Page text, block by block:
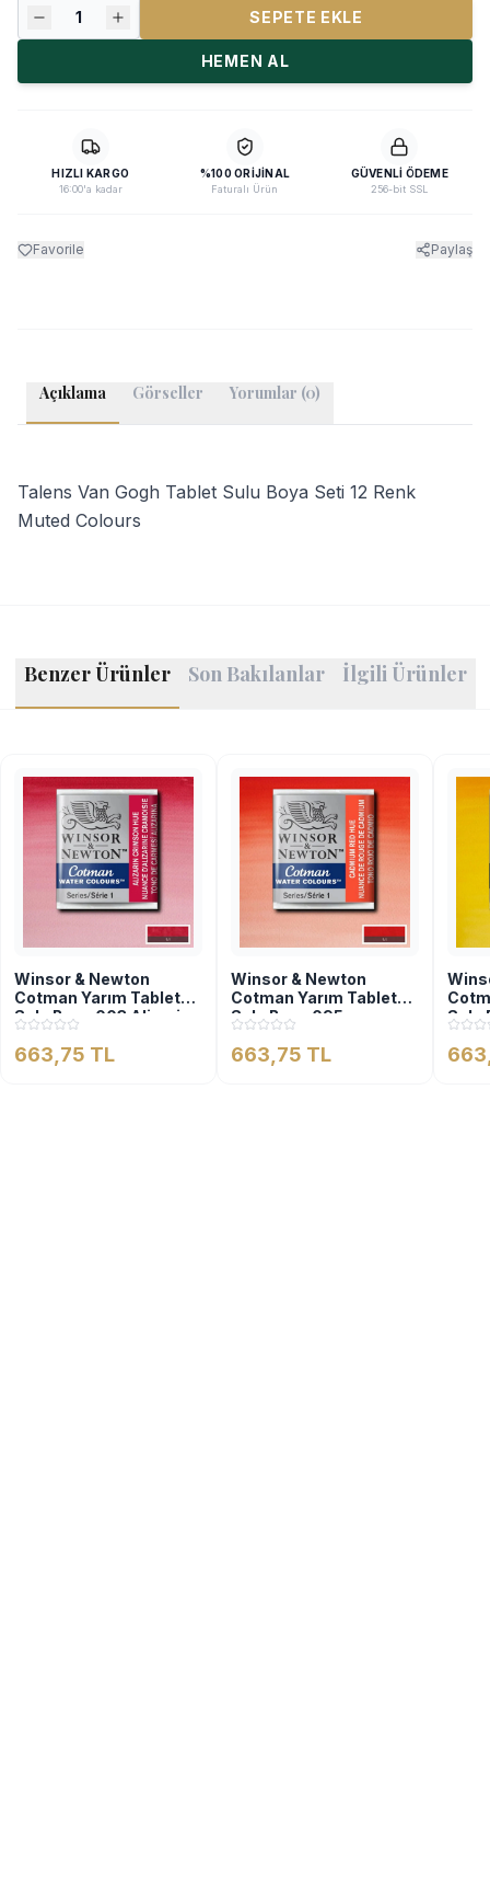
1 SEPETE EKLE
HEMEN AL
HIZLI KARGO
16:00'a kadar
%100 ORIJINAL
Faturalı Ürün
GÜVENLI ÖDEME
256-bit SSL
Favorile Paylaş
Açıklama Görseller Yorumlar (0)
Talens Van Gogh Tablet Sulu Boya Seti 12 Renk
Muted Colours
Benzer Ürünler Son Bakılanlar İlgili Ürünler
Winsor & Newton
Cotman Yarım Tablet
Sulu Boya 003 Alizarin
Crimson Hue
663,75 TL
Winsor & Newton
Cotman Yarım Tablet
Sulu Boya 095
Cadmium Red Hue
663,75 TL
Sulu